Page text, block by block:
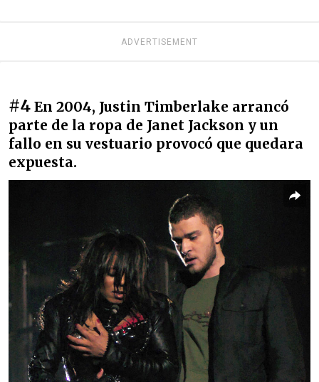
ADVERTISEMENT
#4 En 2004, Justin Timberlake arrancó
parte de la ropa de Janet Jackson y un
fallo en su vestuario provocó que quedara
expuesta.